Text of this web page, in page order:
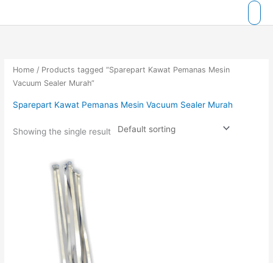
Home / Products tagged “Sparepart Kawat Pemanas Mesin
Vacuum Sealer Murah”
Sparepart Kawat Pemanas Mesin Vacuum Sealer Murah
Showing the single result